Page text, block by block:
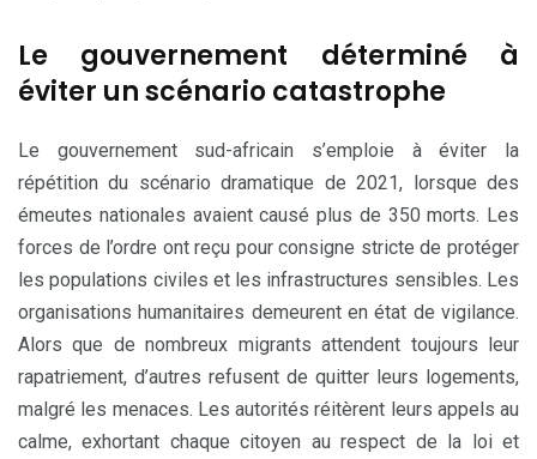
Le gouvernement déterminé à
éviter un scénario catastrophe
Le gouvernement sud-africain s’emploie à éviter la
répétition du scénario dramatique de 2021, lorsque des
émeutes nationales avaient causé plus de 350 morts. Les
forces de l’ordre ont reçu pour consigne stricte de protéger
les populations civiles et les infrastructures sensibles. Les
organisations humanitaires demeurent en état de vigilance.
Alors que de nombreux migrants attendent toujours leur
rapatriement, d’autres refusent de quitter leurs logements,
malgré les menaces. Les autorités réitèrent leurs appels au
calme, exhortant chaque citoyen au respect de la loi et